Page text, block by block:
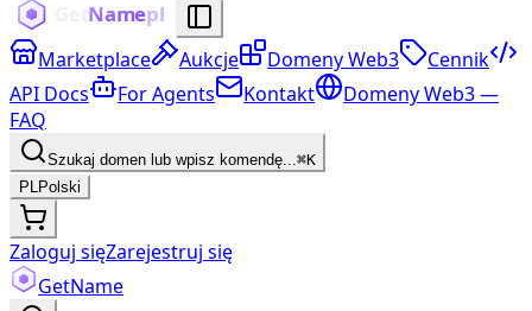
Marketplace Aukcje Domeny Web3
Cennik
API Docs
For Agents Kontakt
Domeny Web3 —
FAQ
Szukaj domen lub wpisz komendę...⌘K
PLPolski
Zaloguj sięZarejestruj się
GetName